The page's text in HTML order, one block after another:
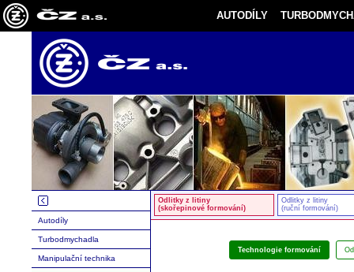
AUTODÍLY
Autodíly
Turbodmychadla
Manipulační technika
Odlitky z litiny
(skořepinové formování)
Odlitky z litiny
(ruční formování)
Technologie formování